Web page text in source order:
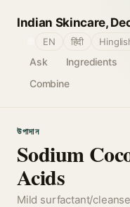
Indian Skincare,
Ask Ingredients
Combine
EN हिंदी
উপাদান
Sodium
Acids
Mild surfactant/